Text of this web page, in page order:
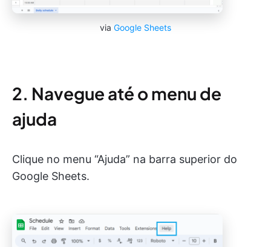
via Google Sheets
2. Navegue até o menu de
ajuda
Clique no menu “Ajuda” na barra superior do
Google Sheets.